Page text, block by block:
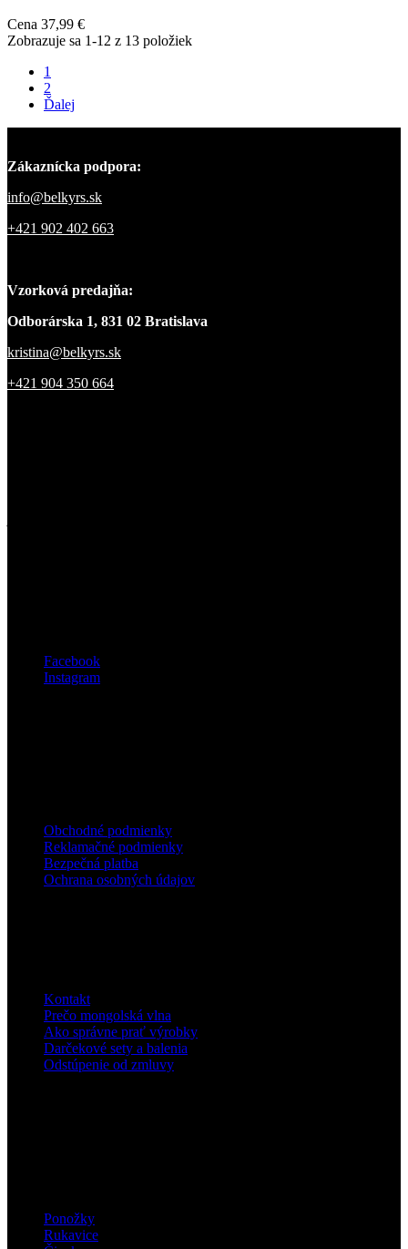
Cena 37,99 €
Zobrazuje sa 1-12 z 13 položiek
1
2
Ďalej
Zákaznícka podpora:
info@belkyrs.sk
+421 902 402 663
Vzorková predajňa:
Odborárska 1, 831 02 Bratislava
kristina@belkyrs.sk
+421 904 350 664
Facebook
Instagram
Obchodné podmienky
Reklamačné podmienky
Bezpečná platba
Ochrana osobných údajov
Kontakt
Prečo mongolská vlna
Ako správne prať výrobky
Darčekové sety a balenia
Odstúpenie od zmluvy
Ponožky
Rukavice